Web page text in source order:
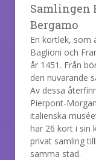
Samlingen
Bergamo
En kortlek, som
Baglioni och
år 1451. Från
den nuvarande
Av dessa
Pierpont-
italienska
har 26 kort i sin
privat samling
samma stad.